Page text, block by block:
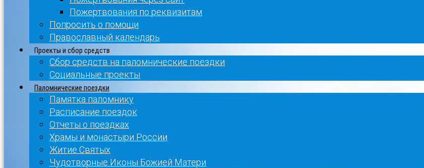
Пожертвования по реквизитам
Попросить о помощи
Православный календарь
Проекты и сбор средств
Сбор средств на паломнические поездки
Социальные проекты
Паломнические поездки
Памятка паломнику
Расписание поездок
Отчеты о поездках
Храмы и монастыри России
Житие Святых
Чудотворные Иконы Божией Матери